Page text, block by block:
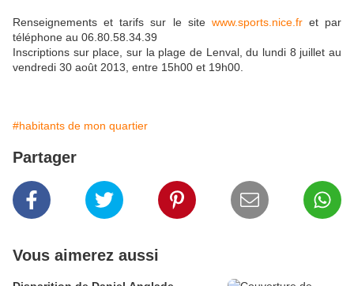
Renseignements et tarifs sur le site www.sports.nice.fret par
téléphone au 06.80.58.34.39
Inscriptions sur place, sur la plage de Lenval, du lundi 8 juillet au
vendredi 30 août 2013, entre 15h00 et 19h00.
#habitants de mon quartier
Partager
Vous aimerez aussi